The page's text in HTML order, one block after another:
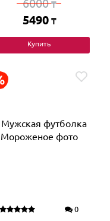
6000₸
5490 ₸
Купить
0